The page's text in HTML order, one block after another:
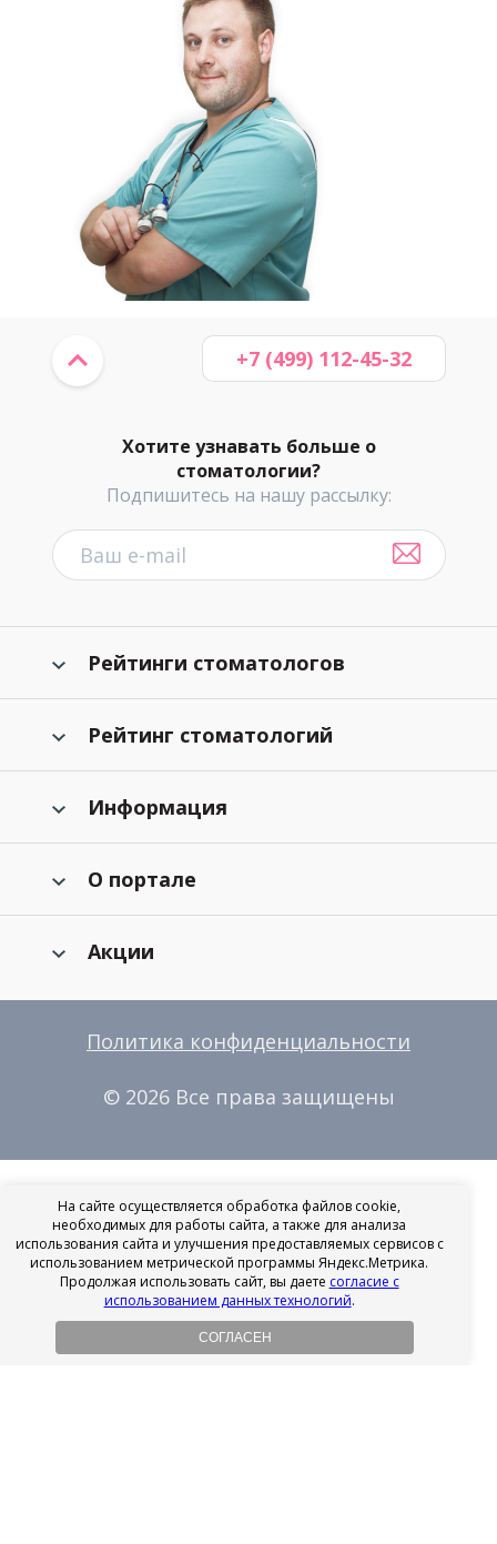
Хотите узнавать больше о
стоматологии?
Подпишитесь на нашу рассылку:
+7 (499) 112-45-32
Рейтинги стоматологов
Рейтинг стоматологий
Информация
О портале
Акции
Политика конфиденциальности
© 2026 Все права защищены
На сайте осуществляется обработка файлов cookie,
необходимых для работы сайта, а также для анализа
использования сайта и улучшения предоставляемых сервисов с
использованием метрической программы Яндекс.Метрика.
Продолжая использовать сайт, вы даете согласие с
использованием данных технологий.
СОГЛАСЕН